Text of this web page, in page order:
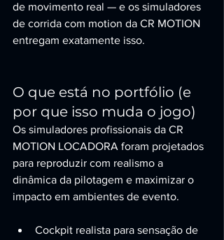
de movimento real — e os simuladores
de corrida com motion da CR MOTION
entregam exatamente isso.
O que está no portfólio (e
por que isso muda o jogo)
Os simuladores profissionais da CR
MOTION LOCADORA foram projetados
para reproduzir com realismo a
dinâmica da pilotagem e maximizar o
impacto em ambientes de evento.
Cockpit realista para sensação de